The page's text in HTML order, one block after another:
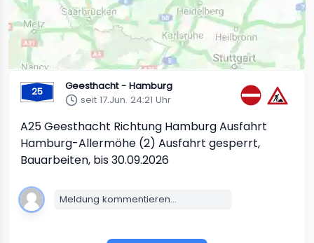
25
Geesthacht - Hamburg
seit 17.Jun. 24:21 Uhr
A25Geesthacht Richtung HamburgAusfahrt
Hamburg-Allermöhe (2) Ausfahrt gesperrt,
Bauarbeiten, bis 30.09.2026
Meldung kommentieren...